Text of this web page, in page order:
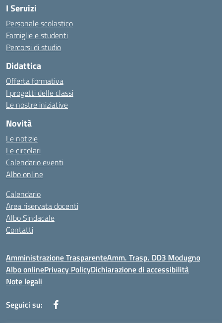
I Servizi
Personale scolastico
Famiglie e studenti
Percorsi di studio
Didattica
Offerta formativa
I progetti delle classi
Le nostre iniziative
Novità
Le notizie
Le circolari
Calendario eventi
Albo online
Calendario
Area riservata docenti
Albo Sindacale
Contatti
Amministrazione TrasparenteAmm. Trasp. DD3 Modugno
Albo onlinePrivacy PolicyDichiarazione di accessibilità
Note legali
Seguici su: